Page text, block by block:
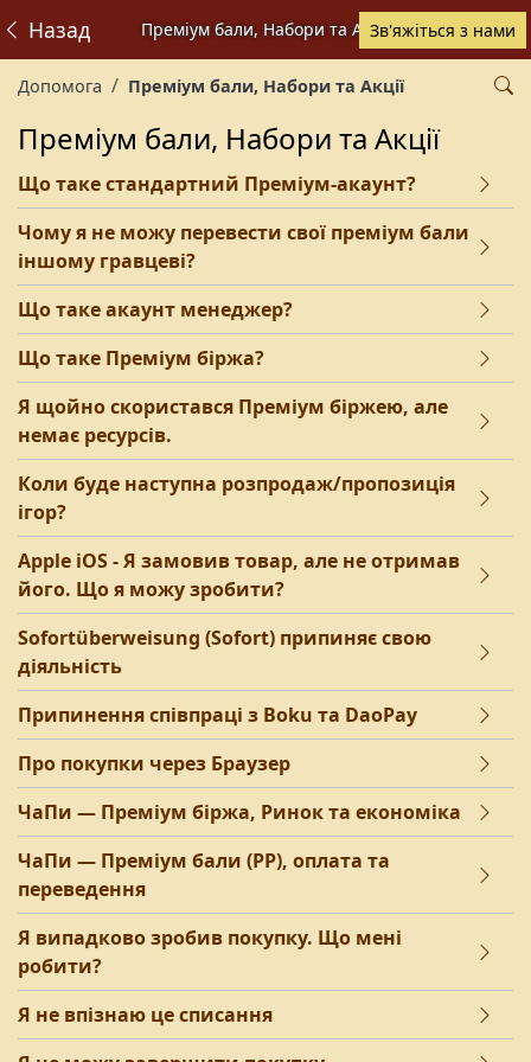
Преміум бали, Набори та Акції
Назад Зв'яжіться з нами
Допомога Преміум бали, Набори та Акції
Преміум бали, Набори та Акції
Що таке стандартний Преміум-акаунт?
Чому я не можу перевести свої преміум бали
іншому гравцеві?
Що таке акаунт менеджер?
Що таке Преміум біржа?
Я щойно скористався Преміум біржею, але
немає ресурсів.
Коли буде наступна розпродаж/пропозиція
ігор?
Apple iOS - Я замовив товар, але не отримав
його. Що я можу зробити?
Sofortüberweisung (Sofort) припиняє свою
діяльність
Припинення співпраці з Boku та DaoPay
Про покупки через Браузер
ЧаПи — Преміум біржа, Ринок та економіка
ЧаПи — Преміум бали (PP), оплата та
переведення
Я випадково зробив покупку. Що мені
робити?
Я не впізнаю це списання